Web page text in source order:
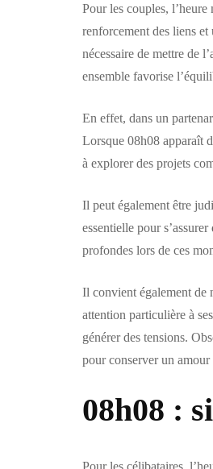
Pour les couples,
renforcement des liens
nécessaire de mettre de
ensemble favorise
En effet, dans un
Lorsque 08h08 apparaît
à explorer des projets
Il peut également être
essentielle pour
profondes lors de ces
Il convient également de
attention particulière à
générer des tensions.
pour conserver un amour
08h08 :
Pour les célibataires,